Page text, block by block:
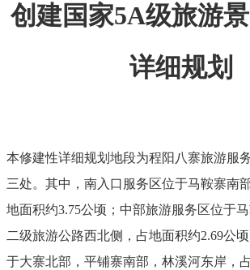
创建国家5A级旅游
详细规划
本修建性详细规划地段为程阳八寨旅游服
三处。其中，南入口服务区位于马鞍寨南
地面积约3.75公顷；中部旅游服务区位于
二级旅游公路西北侧，占地面积约2.69公
于大寨北部，平铺寨南部，林溪河东岸，